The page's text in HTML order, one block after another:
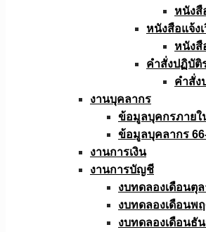
หนังสื
หนังสือแจ้ง
หนังสื
คำสั่งปฏิบัติ
คำสั่ง
งานบุคลากร
ข้อมูลบุคกรภายใ
ข้อมูลบุคลากร
งานการเงิน
งานการบัญชี
งบทดลองเดือนตุ
งบทดลองเดือนพ
งบทดลองเดือนธั